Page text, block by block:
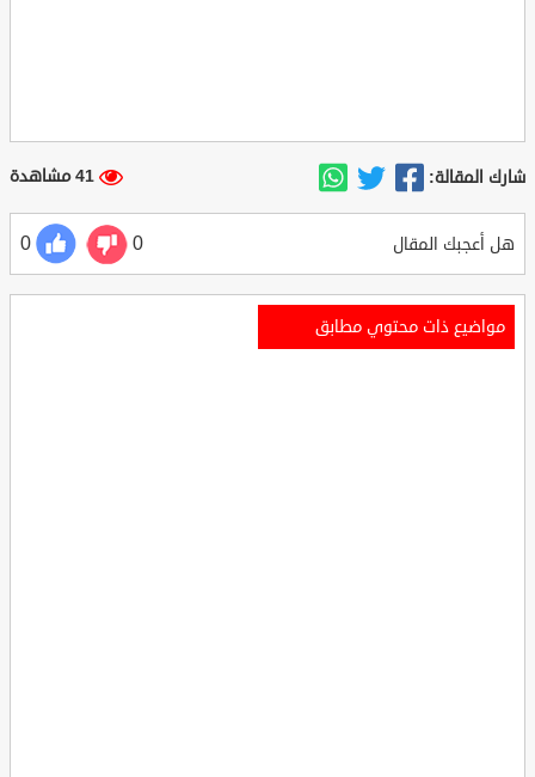
شارك المقالة: 41 مشاهدة
هل أعجبك المقال 0
0
مواضيع ذات محتوي مطابق